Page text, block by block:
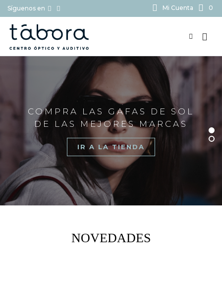
Síguenos en Mi Cuenta 0
COMPRA LAS GAFAS DE SOL
DE LAS MEJORES MARCAS
IR A LA TIENDA
NOVEDADES